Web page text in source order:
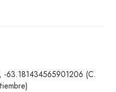
-63.181434565901206 (C.